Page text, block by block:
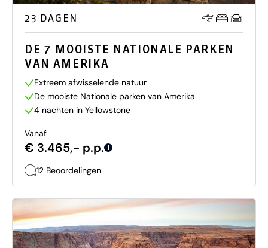
23 DAGEN
DE 7 MOOISTE NATIONALE PARKEN
VAN AMERIKA
Extreem afwisselende natuur
De mooiste Nationale parken van Amerika
4 nachten in Yellowstone
Vanaf
€ 3.465,- p.p. i
12 Beoordelingen